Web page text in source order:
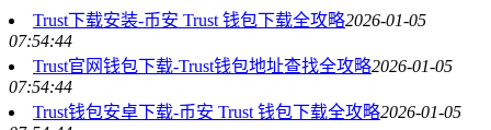
Trust下载安装-币安 Trust 钱包下载全攻略2026-01-05
07:54:44
Trust官网钱包下载-Trust钱包地址查找全攻略2026-01-05
07:54:44
Trust钱包安卓下载-币安 Trust 钱包下载全攻略2026-01-05